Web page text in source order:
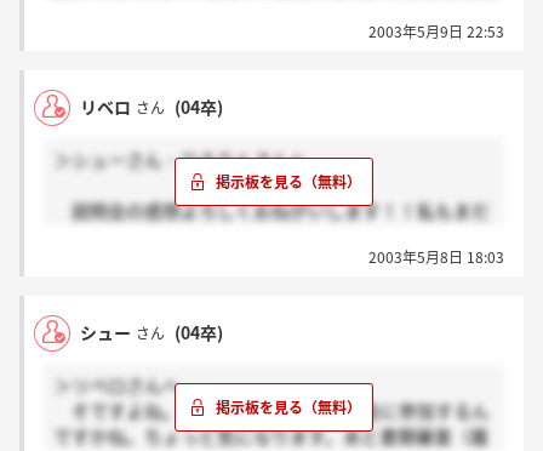
アピール不足かも…なんだか心配です
2003年5月9日 22:53
リベロ さん (04卒)
＞シューさん・ひろりんさんへ
説明会の感想よろしくおねがいします！！私もまだ
トと履歴書が書くことほとんど同じになっちゃうんで
すけど、これってどう思います（・・？）
2003年5月8日 18:03
シュー さん (04卒)
＞リベロさんへ
そですよね。何人くらいの人が説明会に参加するん
ですかね。ちょっと気になります。あと書類審査（履